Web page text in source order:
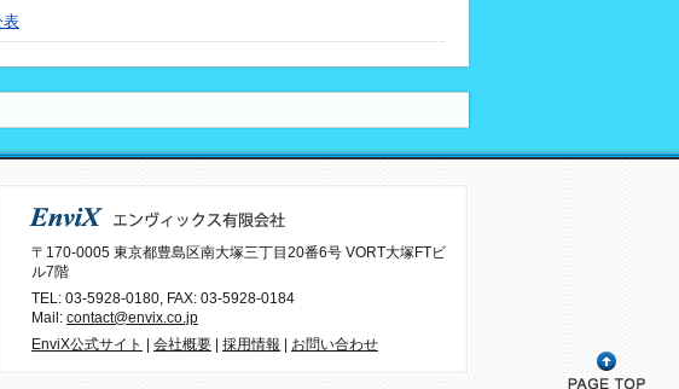
表
〒170-0005 東京都豊島区南大塚三丁目20番6号 VORT大塚FTビ
ル7階
TEL: 03-5928-0180, FAX: 03-5928-0184
Mail: contact@envix.co.jp
EnviX公式サイト
会社概要 採用情報 お問い合わせ